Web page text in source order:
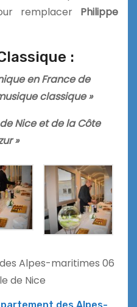
remplacerPhilippe
:
en France de
classique »
Nice et de la Côte
»
Alpes-maritimes 06
de Nice
des Alpes-